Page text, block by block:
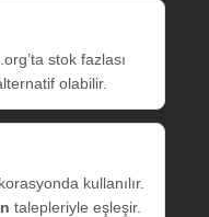
stok fazlası
olabilir.
kullanılır.
talepleriyle eşleşir.